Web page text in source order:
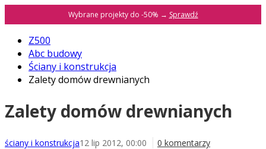
Wybrane projekty do -50% → Sprawdź
Z500
Abc budowy
Ściany i konstrukcja
Zalety domów drewnianych
Zalety domów drewnianych
ściany i konstrukcja12 lip 2012, 00:00
0 komentarzy